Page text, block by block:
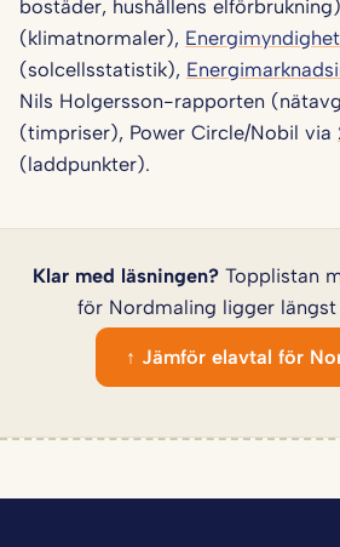
bostäder, hushållens
(klimatnormaler),
(solcellsstatistik),
Nils Holgersson-rapporten
(timpriser), Power Circle/Nobil via
(laddpunkter).
Klar med läsningen? Topplistan
för Nordmaling ligger
↑ Jämför elavtal för